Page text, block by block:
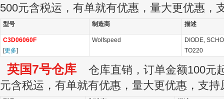
500元含税运，有单就有优惠，量大更优惠，
型号 制造商 描述
C3D06060F
[更多]
Wolfspeed
DIODE,
TO220
英国7号仓库 仓库直销，订单金额100元
元含税运，有单就有优惠，量大更优惠，支持